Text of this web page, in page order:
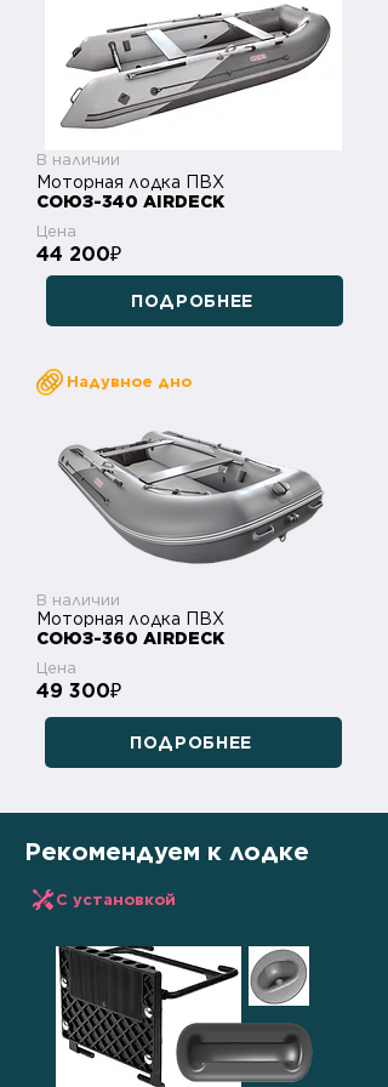
В наличии
Моторная лодка ПВХ
СОЮЗ-340 AIRDECK
Цена
44 200₽
ПОДРОБНЕЕ
Надувное дно
В наличии
Моторная лодка ПВХ
СОЮЗ-360 AIRDECK
Цена
49 300₽
ПОДРОБНЕЕ
Рекомендуем к лодке
С установкой